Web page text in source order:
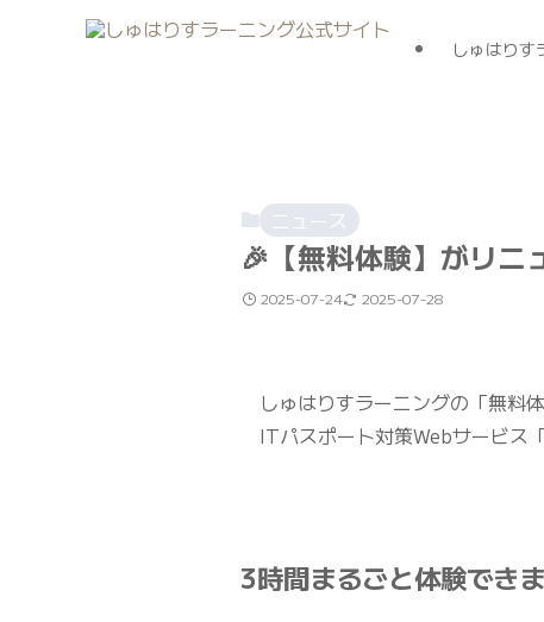
しゅはりす
ニュース
🎉【無料体験】がリニ
2025-07-24 2025-07-28
しゅはりすラーニングの「無料
ITパスポート対策Webサービス
3時間まるごと体験できま